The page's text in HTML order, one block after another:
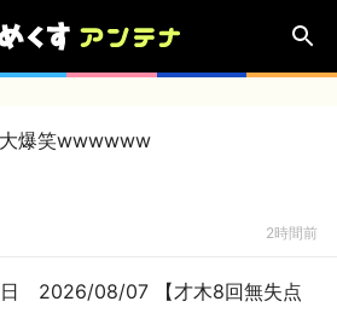
大爆笑wwwwww
2時間前
日 2026/08/07 【才木8回無失点